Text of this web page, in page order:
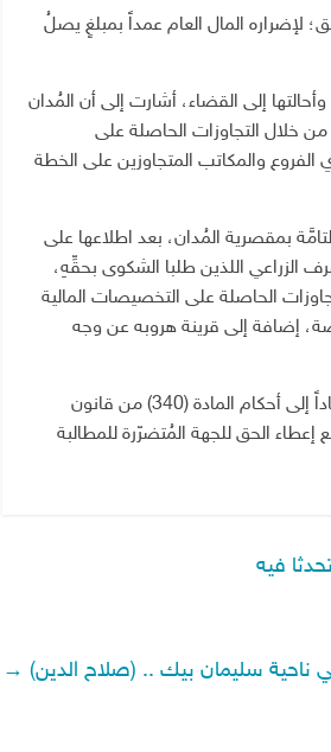
لإضراره المال العام عمداً بمبلغٍ يصلُ
إلى القضاء، أشارت إلى أن المُدان
خلال التجاوزات الحاصلة على
الفروع والمكاتب المتجاوزين على الخطة
بمقصرية المُدان، بعد اطلاعها على
الزراعي اللذين طلبا الشكوى بحقِّهِ،
الحاصلة على التخصيصات المالية
المختصة، إضافة إلى قرينة هروبه عن وجه
الدائرة أوضحت أنَّ المحكمة قرَّرت الحكم غيابياً على المُدان بالسجن سبع سنواتٍ استناداً إلى أحكام المادة (340) من قانون
إعطاء الحق للجهة المُتضرّرة للمطالبة
فيه
ناحية سليمان بيك .. (صلاح الدين) →